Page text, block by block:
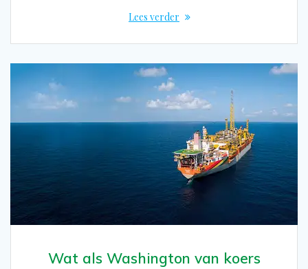
Lees verder
Wat als Washington van koers